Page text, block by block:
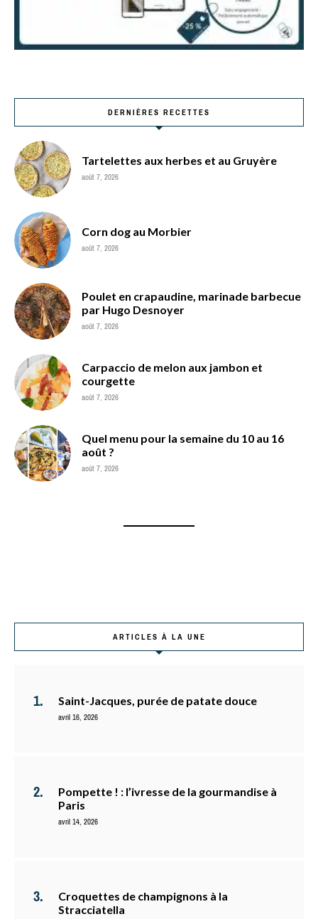
DERNIÈRES RECETTES
Tartelettes aux herbes et au Gruyère
août 7, 2026
Corn dog au Morbier
août 7, 2026
Poulet en crapaudine, marinade barbecue
par Hugo Desnoyer
août 7, 2026
Carpaccio de melon aux jambon et
courgette
août 7, 2026
Quel menu pour la semaine du 10 au 16
août ?
août 7, 2026
ARTICLES À LA UNE
Saint-Jacques, purée de patate douce
avril 16, 2026
Pompette ! : l’ivresse de la gourmandise à
Paris
avril 14, 2026
Croquettes de champignons à la
Stracciatella